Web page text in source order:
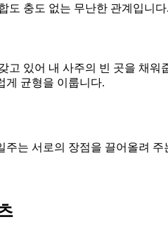
도 충도 없는 무난한 관계입니
고 있어 내 사주의 빈 곳을 채
게 균형을 이룹니다.
주는 서로의 장점을 끌어올려